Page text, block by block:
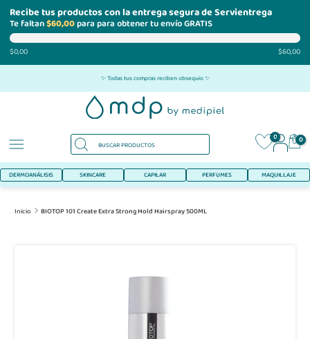
Recibe tus productos con la entrega segura de Servientrega
Te faltan$60,00para para obtener tu envío GRATIS
$0,00 $60,00
al
✨ Todas tus compras reciben obsequio ✨
0 0
DERMOANÁLISIS SKINCARE CAPILAR PERFUMES MAQUILLAJE
Inicio BIOTOP 101 Create Extra Strong Hold Hairspray 500ML